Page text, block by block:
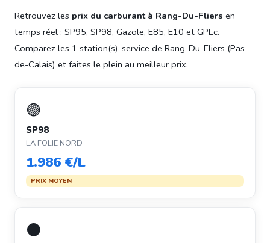
Retrouvez les prix du carburant à Rang-Du-Fliers en
temps réel : SP95, SP98, Gazole, E85, E10 et GPLc.
Comparez les 1 station(s)-service de Rang-Du-Fliers (Pas-
de-Calais) et faites le plein au meilleur prix.
🟣
SP98
LA FOLIE NORD
1.986 €/L
PRIX MOYEN
⚫